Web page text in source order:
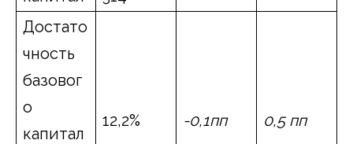
Достато
чность
базовог
о
капитал
12,2% -0,1пп 0,5 пп